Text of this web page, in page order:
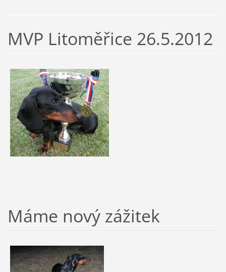
MVP Litoměřice 26.5.2012
Máme nový zážitek